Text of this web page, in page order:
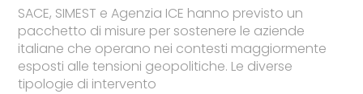
SACE, SIMEST e Agenzia ICE hanno previsto un
pacchetto di misure per sostenere le aziende
italiane che operano nei contesti maggiormente
esposti alle tensioni geopolitiche. Le diverse
tipologie di intervento